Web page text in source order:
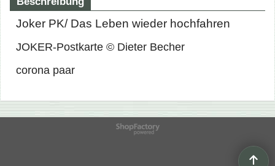
Joker PK/ Das Leben wieder hochfahren
JOKER-Postkarte © Dieter Becher
corona paar
WebShop erstellt mit
ShopFactory Shop